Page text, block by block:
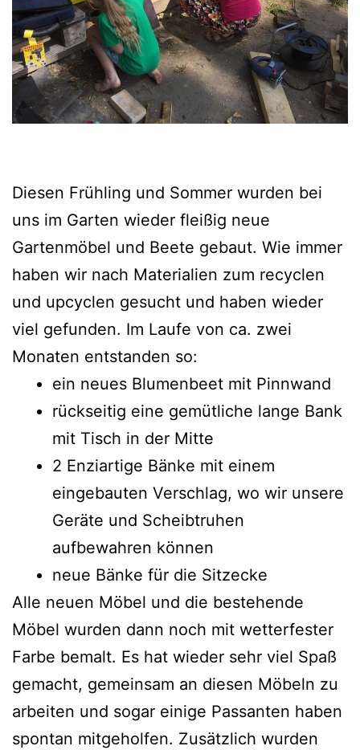
Diesen Frühling und Sommer wurden bei
uns im Garten wieder fleißig neue
Gartenmöbel und Beete gebaut. Wie immer
haben wir nach Materialien zum recyclen
und upcyclen gesucht und haben wieder
viel gefunden. Im Laufe von ca. zwei
Monaten entstanden so:
ein neues Blumenbeet mit Pinnwand
rückseitig eine gemütliche lange Bank
mit Tisch in der Mitte
2 Enziartige Bänke mit einem
eingebauten Verschlag, wo wir unsere
Geräte und Scheibtruhen
aufbewahren können
neue Bänke für die Sitzecke
Alle neuen Möbel und die bestehende
Möbel wurden dann noch mit wetterfester
Farbe bemalt. Es hat wieder sehr viel Spaß
gemacht, gemeinsam an diesen Möbeln zu
arbeiten und sogar einige Passanten haben
spontan mitgeholfen. Zusätzlich wurden